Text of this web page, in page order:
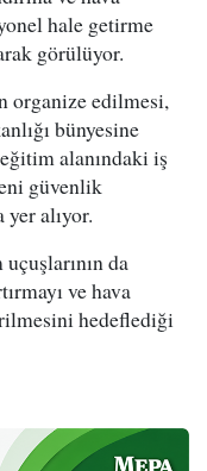
hale getirme
görülüyor.
organize edilmesi,
bünyesine
alanındaki iş
güvenlik
alıyor.
da
ve hava
hedeflediği